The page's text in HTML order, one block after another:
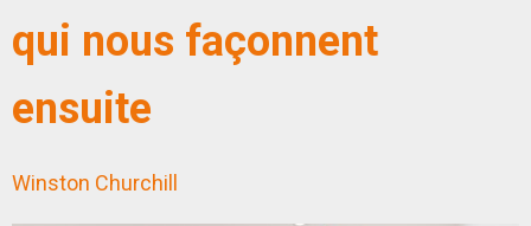
qui nous façonnent
ensuite
Winston Churchill